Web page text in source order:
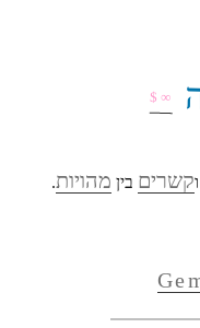
∞$
וקשרים בין מהויות.